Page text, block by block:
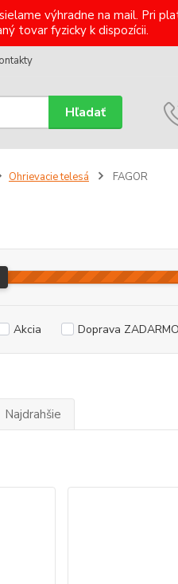
výhradne na mail. Pri
tovar fyzicky k dispozícii.
Hľadať
Ohrievacie telesá FAGOR
Akcia Doprava ZADARMO
Najdrahšie